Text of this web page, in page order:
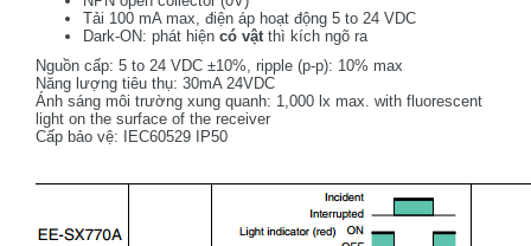
Tải 100 mA max, điện áp hoạt động 5 to 24 VDC
Dark-ON: phát hiện có vậtthì kích ngõ ra
Nguồn cấp: 5 to 24 VDC ±10%, ripple (p-p): 10% max
Năng lượng tiêu thụ: 30mA 24VDC
Ánh sáng môi trường xung quanh: 1,000 lx max. with fluorescent
light on the surface of the receiver
Cấp bảo vệ: IEC60529 IP50